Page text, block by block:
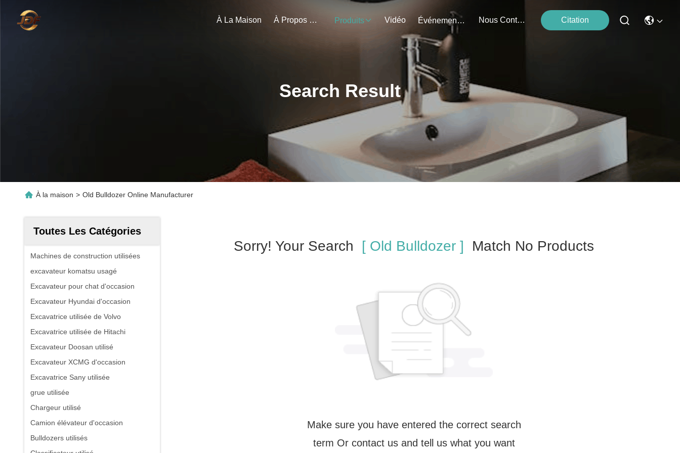
À La Maison À Propos De Nous Produits Vidéo Événements Nous Contacter Citation
Search Result
À la maison > Old Bulldozer Online Manufacturer
Toutes Les Catégories
Machines de construction utilisées
excavateur komatsu usagé
Excavateur pour chat d'occasion
Excavateur Hyundai d'occasion
Excavatrice utilisée de Volvo
Excavatrice utilisée de Hitachi
Excavateur Doosan utilisé
Excavateur XCMG d'occasion
Excavatrice Sany utilisée
grue utilisée
Chargeur utilisé
Camion élévateur d'occasion
Bulldozers utilisés
Sorry! Your Search [ Old Bulldozer ] Match No Products
Make sure you have entered the correct search
term Or contact us and tell us what you want